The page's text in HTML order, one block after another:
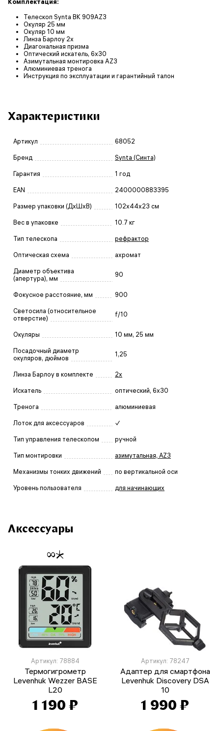
Телескоп Synta BK 909AZ3
Окуляр 25 мм
Окуляр 10 мм
Линза Барлоу 2x
Диагональная призма
Оптический искатель, 6x30
Азимутальная монтировка AZ3
Алюминиевая тренога
Инструкция по эксплуатации и гарантийный талон
Характеристики
Артикул 68052
Бренд Synta (Синта)
Гарантия 1 год
EAN 2400000883395
Размер упаковки (ДxШxВ) 102x44x23 см
Вес в упаковке 10.7 кг
Тип телескопа рефрактор
Оптическая схема ахромат
Диаметр объектива
(апертура), мм
90
Фокусное расстояние, мм 900
Светосила (относительное
отверстие)
f/10
Окуляры 10 мм, 25 мм
Посадочный диаметр
окуляров, дюймов
1,25
Линза Барлоу в комплекте 2х
Искатель оптический, 6x30
Тренога алюминиевая
Лоток для аксессуаров ✓
Тип управления телескопом ручной
Тип монтировки азимутальная, AZ3
Механизмы тонких движений по вертикальной оси
Уровень пользователя для начинающих
Аксессуары
Артикул: 78884
Термогигрометр
Levenhuk Wezzer BASE
L20
1 190 ₽
Артикул: 78247
Адаптер для смартфона
Levenhuk Discovery DSA
10
1 990 ₽